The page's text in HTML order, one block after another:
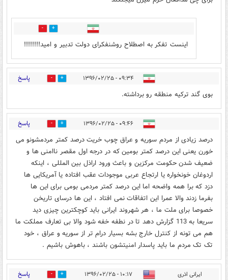
8
اینست تفکر به اصطلاح روشنفکرای دولت تدبیر و امید!!!!!!!!
۰۹:۳۴ - ۱۳۹۶/۰۲/۲۵ 11 پاسخ
بوی گند ترکیه منطقه رو برداشته.
۰۹:۴۶ - ۱۳۹۶/۰۲/۲۵ 6 پاسخ
درصد زیادی از مردم سوریه و عراق چوب خریت درصد کمتر مردمشونو می
خورن یعنی این درصد کمتر بومین که در درجه اول مقصر ناامنی ها و
ضعیف شدن حکومت مرکزین و باعث ورود اراذل بین المللی ، اینکه
اردوغان خونخواره یا ارتجاع عربی موجودات عقب افتاده یا آمریکایی ها
دزد که برا همه واضحه اما این درصد کمتر مردمی بومی برای این ها
بفرما زدند والا عمرا این اتفاقات نمی افتاد ، این ها درسای تاریخن
خصوصا برای ملت ما ، هر شهروند ایرانی باید کوچکترین چیزی دید
سریعا به 113 گزارش دهد تا در نطفه خفه شود والا بی تعارف مملکت ما
هم می تونه از کنترل خارج بشه بسیار درام تر از سوریه و عراق ، خود
تک تک مردم ما باید پاسدار امنیتشون باشند ، باهوش باشیم .
ایرانی اذری ۱۰:۱۷ - ۱۳۹۶/۰۲/۲۵ 10 پاسخ